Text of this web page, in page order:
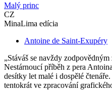
Malý princ
CZ
MinaLima edícia
Antoine de Saint-Exupéry
„Stáváš se navždy
Nestárnoucí příběh z pera
desítky let malé i dospělé
tentokrát ve zpracování